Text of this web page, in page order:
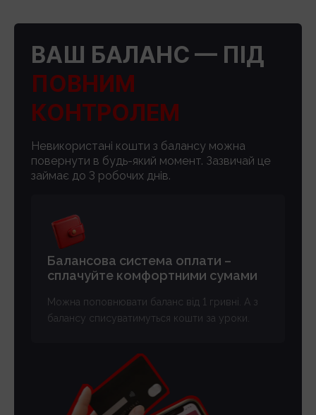
ВАШ БАЛАНС — ПІД
ПОВНИМ
КОНТРОЛЕМ
Невикористані кошти з балансу можна
повернути в будь-який момент. Зазвичай це
займає до 3 робочих днів.
Балансова система оплати –
сплачуйте комфортними сумами
Можна поповнювати баланс від 1 гривні. А з
балансу списуватимуться кошти за уроки.